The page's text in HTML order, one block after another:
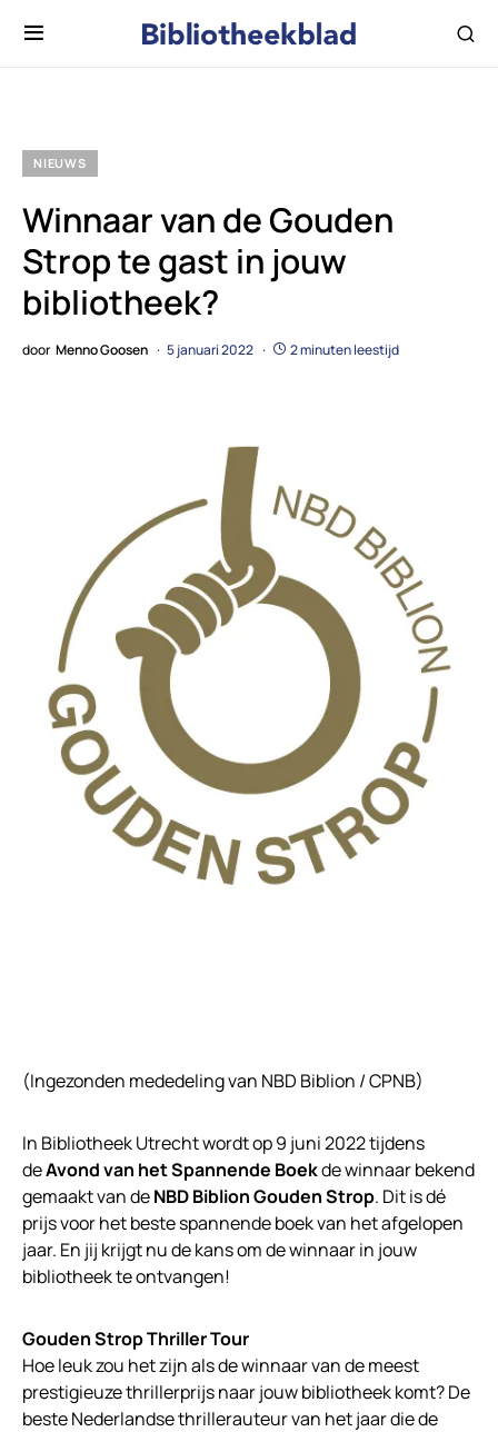
NIEUWS
Winnaar van de Gouden
Strop te gast in jouw
bibliotheek?
door Menno Goosen 5 januari 2022 2 minuten leestijd
(Ingezonden mededeling van NBD Biblion / CPNB)
In Bibliotheek Utrecht wordt op 9 juni 2022 tijdens
deAvond van het Spannende Boekde winnaar bekend
gemaakt van deNBD Biblion Gouden Strop. Dit is dé
prijs voor het beste spannende boek van het afgelopen
jaar. En jij krijgt nu de kans om de winnaar in jouw
bibliotheek te ontvangen!
Gouden Strop Thriller Tour
Hoe leuk zou het zijn als de winnaar van de meest
prestigieuze thrillerprijs naar jouw bibliotheek komt? De
beste Nederlandse thrillerauteur van het jaar die de